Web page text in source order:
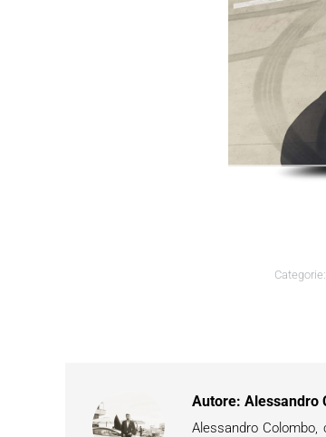
Categorie:
Autore: Alessandro
Alessandro